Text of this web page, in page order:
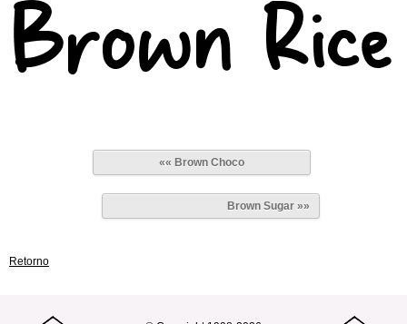
«« Brown Choco
Brown Sugar »»
Retorno